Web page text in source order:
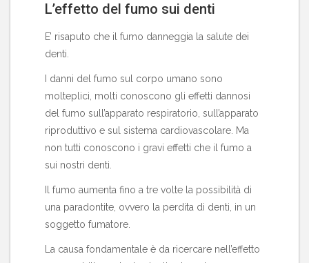
L’effetto del fumo sui denti
E’ risaputo che il fumo danneggia la salute dei
denti.
I danni del fumo sul corpo umano sono
molteplici, molti conoscono gli effetti dannosi
del fumo sull’apparato respiratorio, sull’apparato
riproduttivo e sul sistema cardiovascolare. Ma
non tutti conoscono i gravi effetti che il fumo a
sui nostri denti.
Il fumo aumenta fino a tre volte la possibilità di
una paradontite, ovvero la perdita di denti, in un
soggetto fumatore.
La causa fondamentale è da ricercare nell’effetto